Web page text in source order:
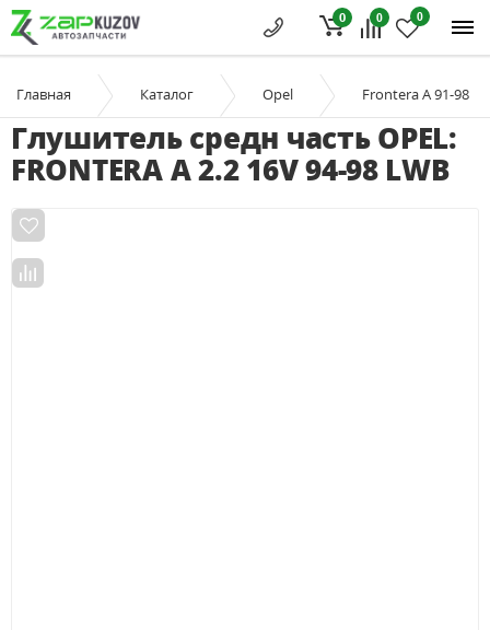
0 0
0
Главная Каталог Opel Frontera A 91-98
Глушитель средн часть OPEL:
FRONTERA A 2.2 16V 94-98 LWB